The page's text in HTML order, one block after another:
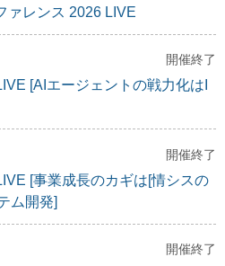
ァレンス 2026 LIVE
開催終了
[AIエージェントの戦力化はI
開催終了
[事業成長のカギは[情シスの
ム開発]
開催終了